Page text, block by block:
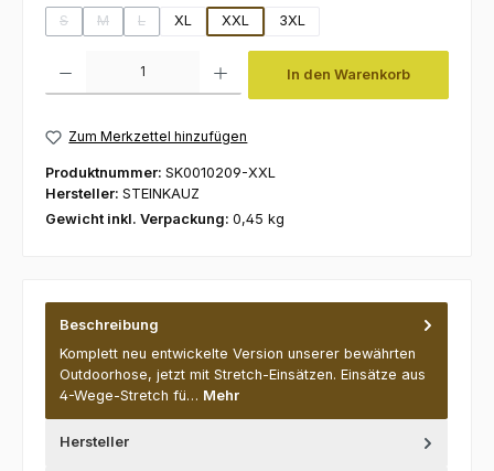
S
(Diese Option ist zurzeit nicht verfügbar.)
M
(Diese Option ist zurzeit nicht verfügbar.)
L
(Diese Option ist zurzeit nicht verfügbar.)
XL XXL 3XL
In den Warenkorb
Zum Merkzettel hinzufügen
Produktnummer: SK0010209-XXL
Hersteller: STEINKAUZ
Gewicht inkl. Verpackung: 0,45 kg
Beschreibung
Komplett neu entwickelte Version unserer bewährten
Outdoorhose, jetzt mit Stretch-Einsätzen. Einsätze aus
4-Wege-Stretch fü… Mehr
Hersteller